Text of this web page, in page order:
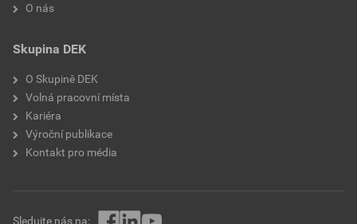
O nás
Skupina DEK
O Skupině DEK
Volná pracovní místa
Kariéra
Výroční publikace
Kontakt pro média
Sledujte nás na: